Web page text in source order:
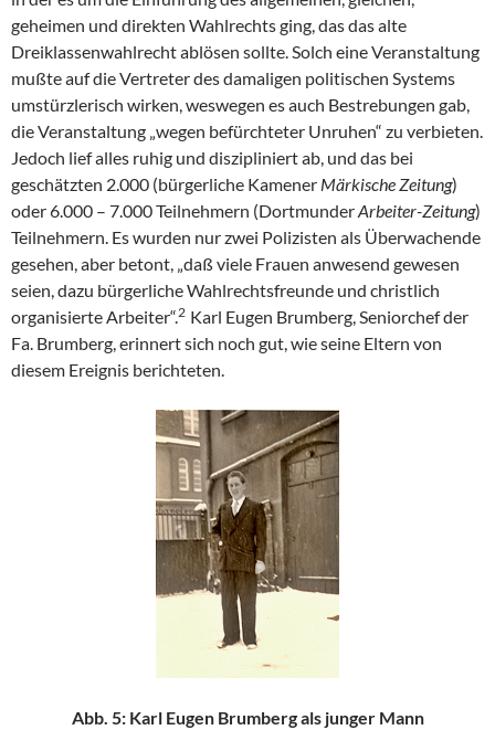
geheimen und direkten Wahlrechts ging, das das alte
Dreiklassenwahlrecht ablösen sollte. Solch eine Veranstaltung
mußte auf die Vertreter des damaligen politischen Systems
umstürzlerisch wirken, weswegen es auch Bestrebungen gab,
die Veranstaltung „wegen befürchteter Unruhen“ zu verbieten.
Jedoch lief alles ruhig und diszipliniert ab, und das bei
geschätzten 2.000 (bürgerliche Kamener Märkische Zeitung)
oder 6.000 – 7.000 Teilnehmern (DortmunderArbeiter-Zeitung)
Teilnehmern. Es wurden nur zwei Polizisten als Überwachende
gesehen, aber betont, „daß viele Frauen anwesend gewesen
seien, dazu bürgerliche Wahlrechtsfreunde und christlich
organisierte Arbeiter“.2 Karl Eugen Brumberg, Seniorchef der
Fa. Brumberg, erinnert sich noch gut, wie seine Eltern von
diesem Ereignis berichteten.
Abb. 5: Karl Eugen Brumberg als junger Mann